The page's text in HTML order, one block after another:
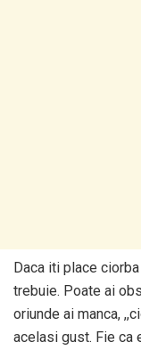
Daca iti place
trebuie. Poate ai
oriunde ai manca,
acelasi gust. Fie ca